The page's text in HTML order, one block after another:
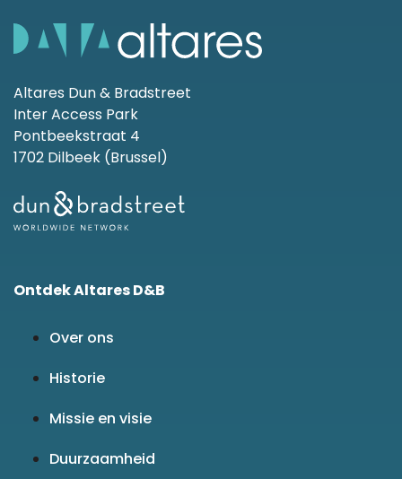
Altares Dun & Bradstreet
Inter Access Park
Pontbeekstraat 4
1702 Dilbeek (Brussel)
Ontdek Altares D&B
Over ons
Historie
Missie en visie
Duurzaamheid